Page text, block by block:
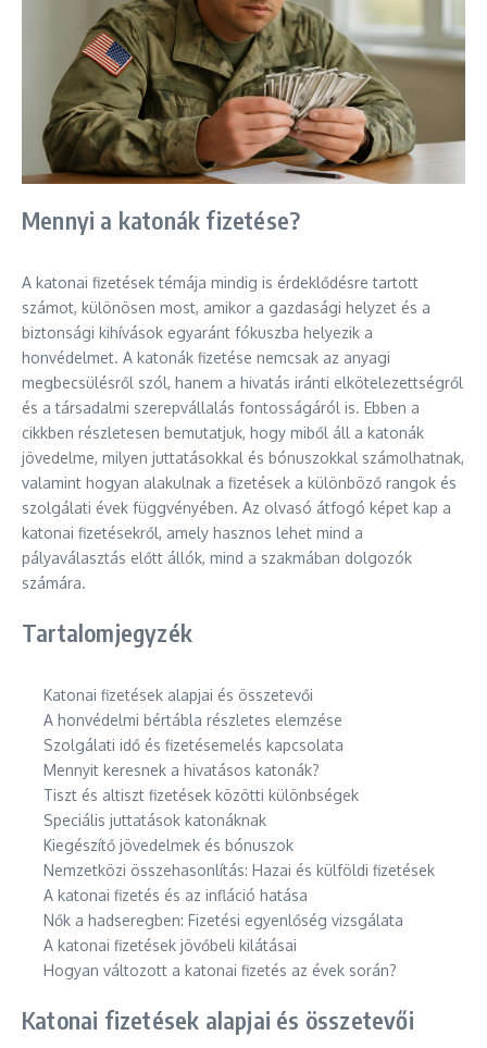
Mennyi a katonák fizetése?
A katonai fizetések témája mindig is érdeklődésre tartott
számot, különösen most, amikor a gazdasági helyzet és a
biztonsági kihívások egyaránt fókuszba helyezik a
honvédelmet. A katonák fizetése nemcsak az anyagi
megbecsülésről szól, hanem a hivatás iránti elkötelezettségről
és a társadalmi szerepvállalás fontosságáról is. Ebben a
cikkben részletesen bemutatjuk, hogy miből áll a katonák
jövedelme, milyen juttatásokkal és bónuszokkal számolhatnak,
valamint hogyan alakulnak a fizetések a különböző rangok és
szolgálati évek függvényében. Az olvasó átfogó képet kap a
katonai fizetésekről, amely hasznos lehet mind a
pályaválasztás előtt állók, mind a szakmában dolgozók
számára.
Tartalomjegyzék
Katonai fizetések alapjai és összetevői
A honvédelmi bértábla részletes elemzése
Szolgálati idő és fizetésemelés kapcsolata
Mennyit keresnek a hivatásos katonák?
Tiszt és altiszt fizetések közötti különbségek
Speciális juttatások katonáknak
Kiegészítő jövedelmek és bónuszok
Nemzetközi összehasonlítás: Hazai és külföldi fizetések
A katonai fizetés és az infláció hatása
Nők a hadseregben: Fizetési egyenlőség vizsgálata
A katonai fizetések jövőbeli kilátásai
Hogyan változott a katonai fizetés az évek során?
Katonai fizetések alapjai és összetevői